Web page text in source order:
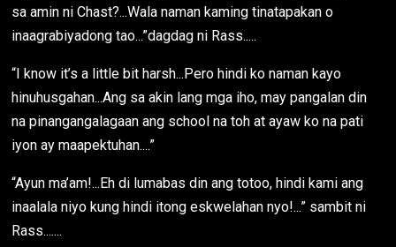
sa amin ni Chast?...Wala naman kaming tinatapakan o
inaagrabiyadong tao...”dagdag ni Rass.....
“I know it’s a little bit harsh...Pero hindi ko naman kayo
hinuhusgahan...Ang sa akin lang mga iho, may pangalan din
na pinangangalagaan ang school na toh at ayaw ko na pati
iyon ay maapektuhan....”
“Ayun ma’am!...Eh di lumabas din ang totoo, hindi kami ang
inaalala niyo kung hindi itong eskwelahan nyo!...” sambit ni
Rass.......